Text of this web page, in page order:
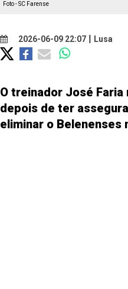
Foto - SC Farense
2026-06-09 22:07 | Lusa
O treinador José Faria
depois de ter
eliminar o Belenenses